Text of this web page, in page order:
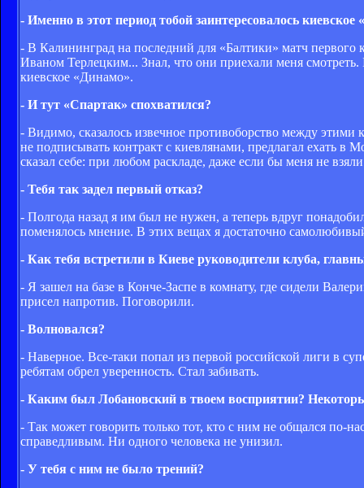
- Именно в этот период тобой заинтересовалось киевское
- В Калининград на последний для «Балтики» матч
Иваном Терлецким... Знал, что они приехали меня смотреть.
киевское «Динамо».
- И тут «Спартак» спохватился?
- Видимо, сказалось извечное противоборство между
не подписывать контракт с киевлянами, предлагал ехать
сказал себе: при любом раскладе, даже если бы меня не
- Тебя так задел первый отказ?
- Полгода назад я им был не нужен, а теперь вдруг
поменялось мнение. В этих вещах я достаточно
- Как тебя встретили в Киеве руководители клуба,
- Я зашел на базе в Конче-Заспе в комнату, где сидели
присел напротив. Поговорили.
- Волновался?
- Наверное. Все-таки попал из первой российской лиги в
ребятам обрел уверенность. Стал забивать.
- Каким был Лобановский в твоем восприятии?
- Так может говорить только тот, кто с ним не общался по-
справедливым. Ни одного человека не унизил.
- У тебя с ним не было трений?